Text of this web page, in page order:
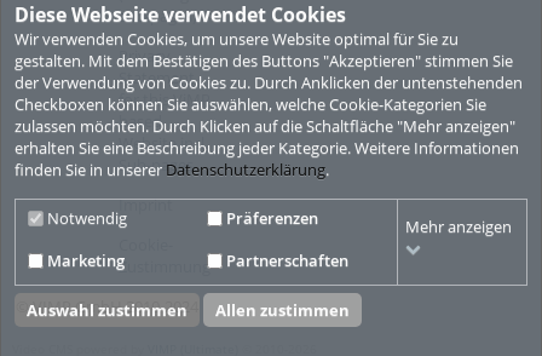
Diese Webseite verwendet Cookies
Wir verwenden Cookies, um unsere Website optimal für Sie zu
gestalten. Mit dem Bestätigen des Buttons "Akzeptieren" stimmen Sie
der Verwendung von Cookies zu. Durch Anklicken der untenstehenden
Checkboxen können Sie auswählen, welche Cookie-Kategorien Sie
zulassen möchten. Durch Klicken auf die Schaltfläche "Mehr anzeigen"
erhalten Sie eine Beschreibung jeder Kategorie. Weitere Informationen
finden Sie in unserer Datenschutzerklärung.
Notwendig
Präferenzen
Marketing
Partnerschaften
Mehr anzeigen
Auswahl zustimmen Allen zustimmen
sub-pages)
Privacy
Statement
for this ViMP
based
Website incl.
Sub-pages
Imprint
Zustimmung
© VIMP GmbH 2010-2024